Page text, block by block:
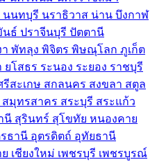
นนทบุรี นราธิวาส น่าน บึงกาฬ
นธ์ ปราจีนบุรี ปัตตานี
พัทลุง พิจิตร พิษณุโลก ภูเก็ต
ยโสธร ระนอง ระยอง ราชบุรี
รีสะเกษ สกลนคร สงขลา สตูล
สมุทรสาคร สระบุรี สระแก้ว
นี สุรินทร์ สุโขทัย หนองคาย
ธานี อุตรดิตถ์ อุทัยธานี
ย เชียงใหม่ เพชรบุรี เพชรบูรณ์